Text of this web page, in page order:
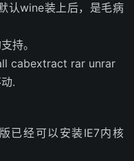
认wine装上后，是毛病
持。
cabextract rar unrar
.
已经可以安装IE7内核